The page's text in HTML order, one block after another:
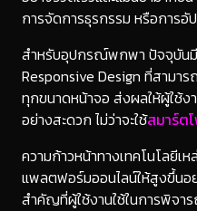
การจัดการธุรกรรม หรือการอั
สำหรับอุปกรณ์พกพา ปัจจุบันมี
Responsive Design ที่สามา
ทุกขนาดหน้าจอ ส่งผลให้ผู้ใช้ง
อย่างสะดวก ไม่ว่าจะใช้สมาร์ต
ความก้าวหน้าทางเทคโนโลยีเ
แพลตฟอร์มออนไลน์ให้สูงขึ้นอ
สำคัญที่ผู้ใช้งานใช้ในการพิจา